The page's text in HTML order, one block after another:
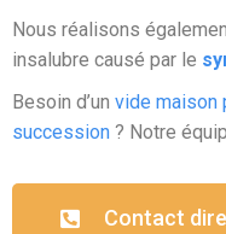
Nous réalisons
insalubre causé par le
Besoin d’un vide maison
succession ? Notre
Contact